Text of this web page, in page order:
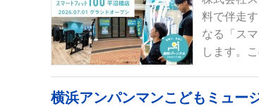
料で伴走
なる「ス
します。
横浜アンパンマンこどもミュー